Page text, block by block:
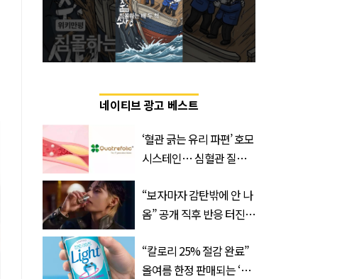
네이티브 광고 베스트
‘혈관 긁는 유리 파편’ 호모
시스테인… 심혈관 질환
“보자마자 감탄밖에 안 나
옴” 공개 직후 반응 터진
“칼로리 25% 절감 완료”
올여름 한정 판매되는 ‘최